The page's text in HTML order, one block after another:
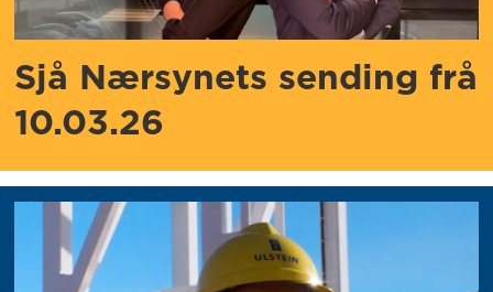
Sjå Nærsynets sending frå
10.03.26